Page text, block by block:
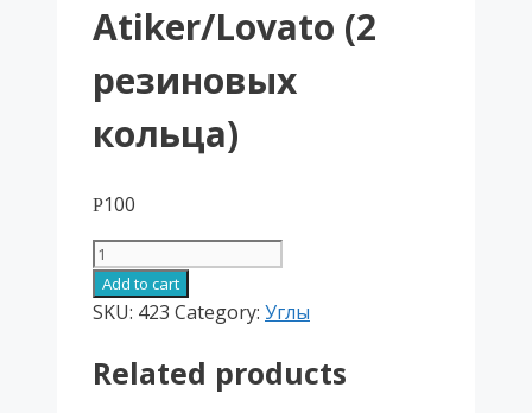
Atiker/Lovato (2
резиновых
кольца)
Р100
Угол
тосол
Atiker/Lovato
резиновых
Add to cart
SKU: 423 Category: Углы
Related products